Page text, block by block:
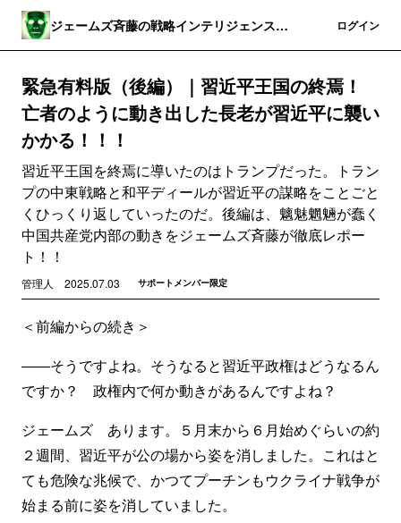
ジェームズ斉藤の戦略インテリジェンス・
ログイン
緊急有料版（後編）｜習近平王国の終焉！
亡者のように動き出した長老が習近平に襲い
かかる！！！
習近平王国を終焉に導いたのはトランプだった。トラン
プの中東戦略と和平ディールが習近平の謀略をことごと
くひっくり返していったのだ。後編は、魑魅魍魎が蠢く
中国共産党内部の動きをジェームズ斉藤が徹底レポー
ト！！
管理人 2025.07.03 サポートメンバー限定
＜前編からの続き＞
――そうですよね。そうなると習近平政権はどうなるん
ですか？ 政権内で何か動きがあるんですよね？
ジェームズ あります。５月末から６月始めぐらいの約
２週間、習近平が公の場から姿を消しました。これはと
ても危険な兆候で、かつてプーチンもウクライナ戦争が
始まる前に姿を消していました。